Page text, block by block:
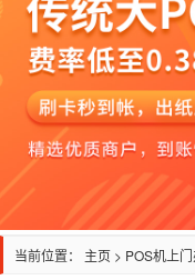
当前位置： 主页 > POS机上